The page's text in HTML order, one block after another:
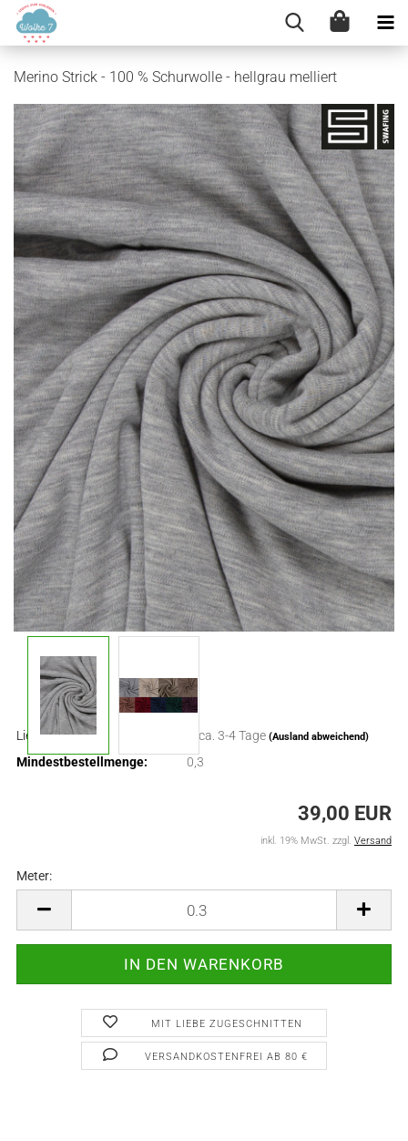
Merino Strick - 100 % Schurwolle - hellgrau melliert
Lieferzeit: ca. 3-4 Tage (Ausland abweichend)
Mindestbestellmenge: 0,3
39,00 EUR
inkl. 19% MwSt. zzgl. Versand
Meter:
MIT LIEBE ZUGESCHNITTEN
VERSANDKOSTENFREI AB 80 €